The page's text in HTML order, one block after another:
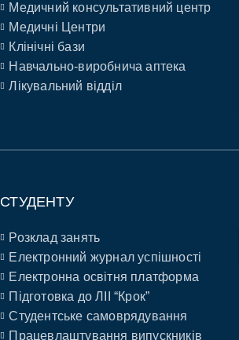
Медичний консультативний центр
Медичні Центри
Клінічні бази
Навчально-виробнича аптека
Лікувальний відділ
СТУДЕНТУ
Розклад занять
Електронний журнал успішності
Електронна освітня платформа
Підготовка до ЛІІ “Крок”
Студентське самоврядування
Працевлаштування випускників